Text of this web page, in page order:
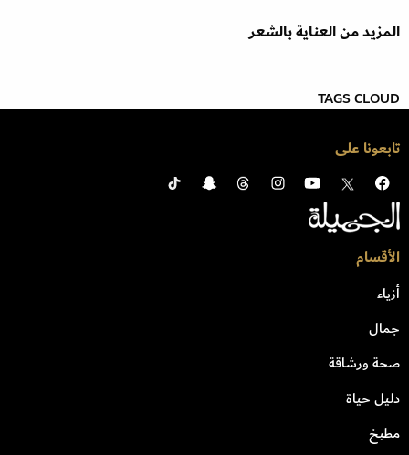
المزيد من العناية بالشعر
TAGS CLOUD
تابعونا على
الأقسام
أزياء
جمال
صحة ورشاقة
دليل حياة
مطبخ